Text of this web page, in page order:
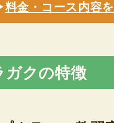
料金・コース内容
ガクの特徴